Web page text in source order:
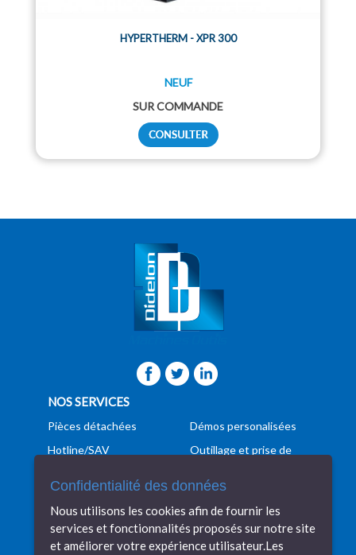
HYPERTHERM - XPR 300
NEUF
SUR COMMANDE
NOS SERVICES
Pièces détachées
Hotline/SAV
Transport
Financement
Démos personalisées
Outillage et prise de
Programmation
Conseils techniques
Veille technologique
Confidentialité des données
Nous utilisons les cookies afin de fournir les
services et fonctionnalités proposés sur notre site
et améliorer votre expérience utilisateur.Les